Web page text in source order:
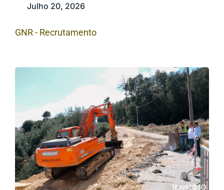
Julho 20, 2026
GNR - Recrutamento